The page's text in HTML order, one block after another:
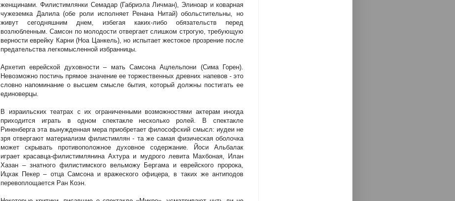
женщинами. Филистимлянки Семадар (Габриэла Личман), Элиноар и коварная
чужеземка Далила (обе роли исполняет Ренана Нитай) обольстительны, но
живут сегодняшним днем, избегая каких-либо обязательств перед
возлюбленным. Самсон по молодости отвергает слишком строгую, требующую
верности еврейку Карни (Ноа Цанкель), но испытает жестокое прозрение после
предательства легкомысленной избранницы.
Архетип еврейской духовности – мать Самсона Ацлельпони (Сима Горен).
Невозможно постичь прямое значение ее торжественных древних напевов - это
словно напоминание о высшем смысле бытия, который должны постигать ее
единоверцы.
В израильских театрах с их ограниченными возможностями актерам иногда
приходится играть в одном спектакле несколько ролей. В спектакле
Риненберга эта вынужденная мера приобретает философский смысл: иудеи не
зря отвергают материализм филистимлян - та же самая физическая оболочка
может скрывать противоположное духовное содержание. Йоси Альбалак
играет красавца-филистимлянина Ахтура и мудрого левита Махбоная, Илан
Хазан – знатного филистимского вельможу Бергама и еврейского пророка,
Ицхак Пекер – отца Самсона и вражеского офицера, в таких же антиподов
перевоплощается Ран Коэн.